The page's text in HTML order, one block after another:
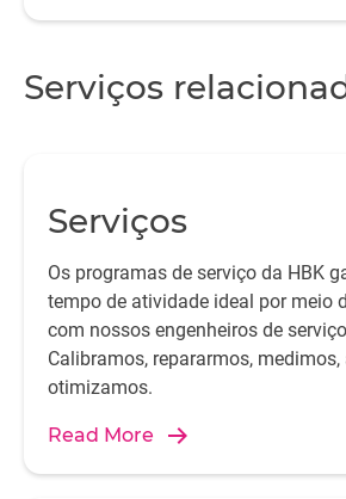
Serviços
Serviços
Os programas de serviço da HBK
tempo de atividade ideal por meio
com nossos engenheiros de
Calibramos, repararmos,
otimizamos.
Read More